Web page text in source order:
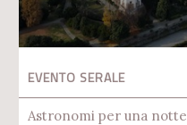
EVENTO SERALE
Astronomi per una notte